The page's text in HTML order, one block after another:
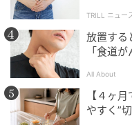
TRILL ニュー
放置する
「食道
All About
【４ヶ
やすく”